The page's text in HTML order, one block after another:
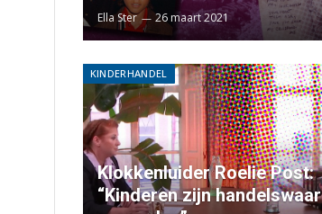
Ella Ster 26 maart 2021
KINDERHANDEL
Klokkenluider Roelie Post:
“Kinderen zijn handelswaar